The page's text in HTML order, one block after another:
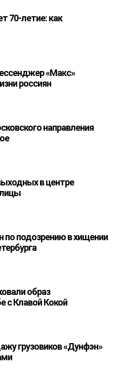
70-летие: как
«Макс»
россиян
направления
в центре
по подозрению в хищении
образ
с Клавой Кокой
грузовиков «Дунфэн»